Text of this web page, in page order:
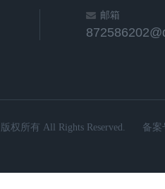
邮箱
权所有 All Rights Reserved. 备案